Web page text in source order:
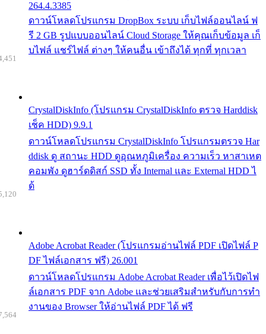
264.4.3385
ดาวน์โหลดโปรแกรม DropBox ระบบ เก็บไฟล์ออนไลน์ ฟ
รี 2 GB รูปแบบออนไลน์ Cloud Storage ให้คุณเก็บข้อมูล เก็
บไฟล์ แชร์ไฟล์ ต่างๆ ให้คนอื่น เข้าถึงได้ ทุกที่ ทุกเวลา
CrystalDiskInfo (โปรแกรม CrystalDiskInfo ตรวจ Harddisk
เช็ค HDD) 9.9.1
ดาวน์โหลดโปรแกรม CrystalDiskInfo โปรแกรมตรวจ Har
ddisk ดู สถานะ HDD ดูอุณหภูมิเครื่อง ความเร็ว หาสาเหต
คอมพัง ดูฮาร์ดดิสก์ SSD ทั้ง Internal และ External HDD ไ
ด้
Adobe Acrobat Reader (โปรแกรมอ่านไฟล์ PDF เปิดไฟล์ P
DF ไฟล์เอกสาร ฟรี) 26.001
ดาวน์โหลดโปรแกรม Adobe Acrobat Reader เพื่อไว้เปิดไฟ
ล์เอกสาร PDF จาก Adobe และช่วยเสริมสำหรับกับการทำ
งานของ Browser ให้อ่านไฟล์ PDF ได้ ฟรี